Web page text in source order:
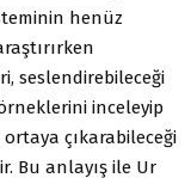
henüz
seslendirebileceği
inceleyip
çıkarabileceği
Bu anlayış ile Ur